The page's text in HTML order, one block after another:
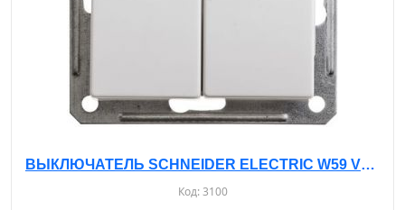
ВЫКЛЮЧАТЕЛЬ SCHNEIDER ELECTRIC W59 VS516-252-1-86 Б/РАМКИ - С/У, 2-КЛ. БЕЛЫЙ - 16А- IP20
Код:3100